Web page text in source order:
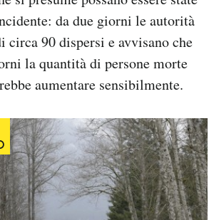
aiuto?
da due giorni le autorità
circa 90 dispersi e avvisano che
la quantità di persone morte
aumentare sensibilmente.